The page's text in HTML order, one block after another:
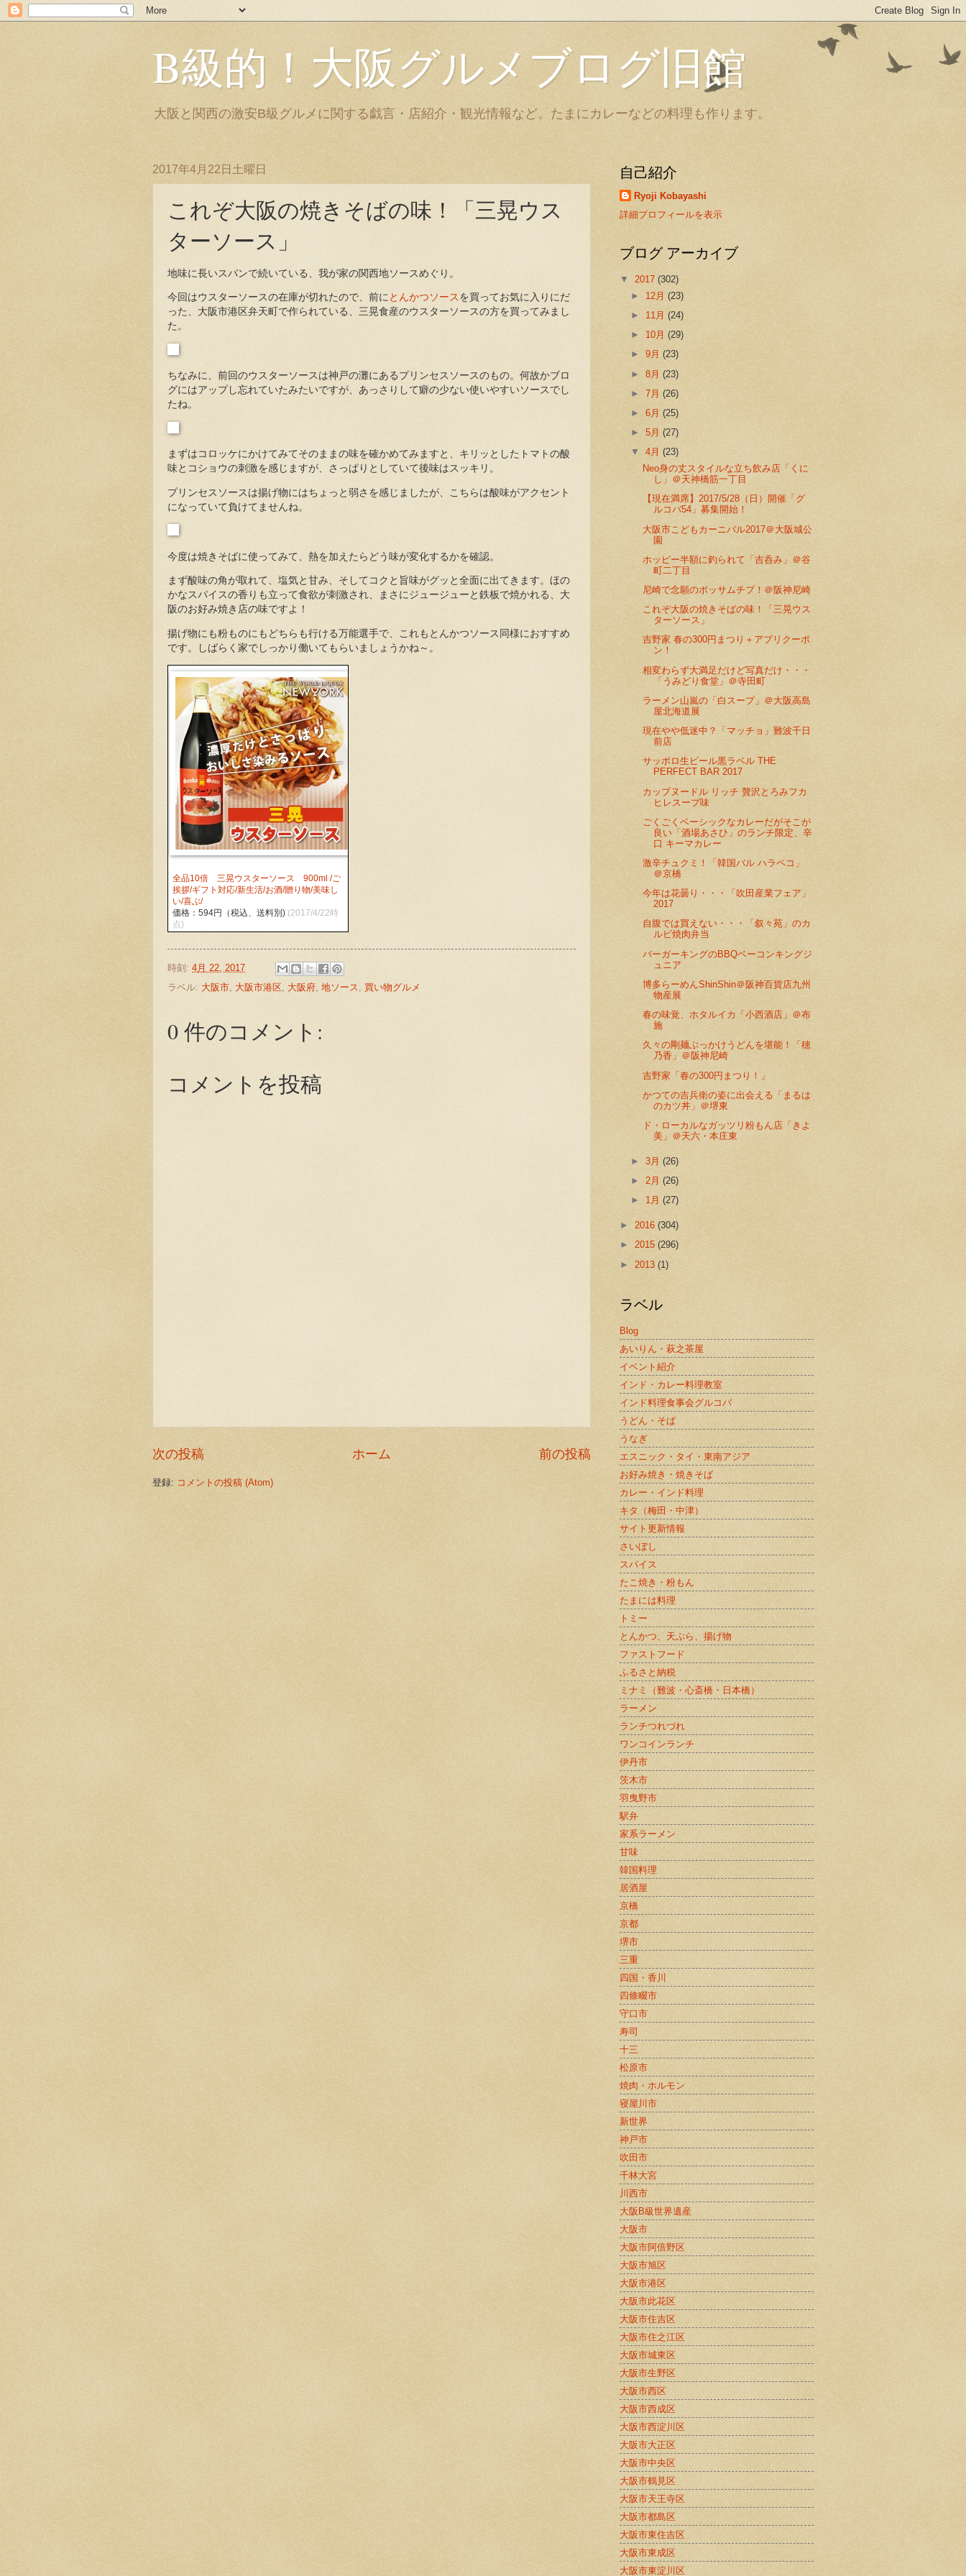
B級的！大阪グルメブログ旧館
大阪と関西の激安B級グルメに関する戯言・店紹介・観光情報など。たまにカレーなどの料理も作ります。
2017年4月22日土曜日
これぞ大阪の焼きそばの味！「三晃ウス
ターソース」
地味に長いスパンで続いている、我が家の関西地ソースめぐり。
今回はウスターソースの在庫が切れたので、前に とんかつソース を買ってお気に入りにだ
った、大阪市港区弁天町で作られている、三晃食産のウスターソースの方を買ってみまし
た。
ちなみに、前回のウスターソースは神戸の灘にあるプリンセスソースのもの。何故かブロ
グにはアップし忘れていたみたいですが、あっさりして癖の少ない使いやすいソースでし
たね。
まずはコロッケにかけてみてそのままの味を確かめてみますと、キリッとしたトマトの酸
味とコショウの刺激を感じますが、さっぱりとしていて後味はスッキリ。
プリンセスソースは揚げ物にはちょっと弱さを感じましたが、こちらは酸味がアクセント
になっていて負けてませんね。
今度は焼きそばに使ってみて、熱を加えたらどう味が変化するかを確認。
まず酸味の角が取れて、塩気と甘み、そしてコクと旨味がグッと全面に出てきます。ほの
かなスパイスの香りも立って食欲が刺激され、まさにジュージューと鉄板で焼かれる、大
阪のお好み焼き店の味ですよ！
揚げ物にも粉ものにもどちらも行ける万能選手で、これもとんかつソース同様におすすめ
です。しばらく家でしっかり働いてもらいましょうかね～。
全品10倍 三晃ウスターソース 900ml /ご
挨拶/ギフト対応/新生活/お酒/贈り物/美味し
い/喜ぶ/
価格：594円（税込、送料別) (2017/4/22時
点)
時刻: 4月 22, 2017
ラベル: 大阪市 大阪市港区 大阪府 地ソース 買い物グルメ
0 件のコメント:
コメントを投稿
次の投稿 前の投稿
ホーム
登録: コメントの投稿 (Atom)
自己紹介
Ryoji Kobayashi
詳細プロフィールを表示
ブログ アーカイブ
▼ 2017 (302)
► 12月(23)
► 11月(24)
► 10月(29)
►9月(23)
►8月(23)
►7月(26)
►6月(25)
►5月(27)
▼4月(23)
Neo身の丈スタイルな立ち飲み店「くに
し」＠天神橋筋一丁目
【現在満席】2017/5/28（日）開催「グ
ルコバ54」募集開始！
大阪市こどもカーニバル2017＠大阪城公
園
ホッピー半額に釣られて「吉呑み」＠谷
町二丁目
尼崎で念願のポッサムチプ！＠阪神尼崎
これぞ大阪の焼きそばの味！「三晃ウス
ターソース」
吉野家 春の300円まつり＋アプリクーポ
ン！
相変わらず大満足だけど写真だけ・・・
「うみどり食堂」＠寺田町
ラーメン山嵐の「白スープ」＠大阪高島
屋北海道展
現在やや低迷中？「マッチョ」難波千日
前店
サッポロ生ビール黒ラベル THE
PERFECT BAR 2017
カップヌードル リッチ 贅沢とろみフカ
ヒレスープ味
ごくごくベーシックなカレーだがそこが
良い「酒場あさひ」のランチ限定、辛
口 キーマカレー
激辛チュクミ！「韓国バル ハラペコ」
＠京橋
今年は花曇り・・・「吹田産業フェア」
2017
自腹では買えない・・・「叙々苑」のカ
ルビ焼肉弁当
バーガーキングのBBQベーコンキングジ
ュニア
博多らーめんShinShin＠阪神百貨店九州
物産展
春の味覚、ホタルイカ「小西酒店」＠布
施
久々の剛麺ぶっかけうどんを堪能！「穂
乃香」＠阪神尼崎
吉野家「春の300円まつり！」
かつての吉兵衛の姿に出会える「まるは
のカツ丼」＠堺東
ド・ローカルなガッツリ粉もん店「きよ
美」＠天六・本庄東
►3月(26)
►2月(26)
► 1月(27)
► 2016 (304)
► 2015 (296)
► 2013 (1)
ラベル
Blog
あいりん・萩之茶屋
イベント紹介
インド・カレー料理教室
インド料理食事会グルコバ
うどん・そば
うなぎ
エスニック・タイ・東南アジア
お好み焼き・焼きそば
カレー・インド料理
キタ（梅田・中津）
サイト更新情報
さいぼし
スパイス
たこ焼き・粉もん
たまには料理
トミー
とんかつ、天ぷら、揚げ物
ファストフード
ふるさと納税
ミナミ（難波・心斎橋・日本橋）
ラーメン
ランチつれづれ
ワンコインランチ
伊丹市
茨木市
羽曳野市
駅弁
家系ラーメン
甘味
韓国料理
居酒屋
京橋
京都
堺市
三重
四国・香川
四條畷市
守口市
寿司
十三
松原市
焼肉・ホルモン
寝屋川市
新世界
神戸市
吹田市
千林大宮
川西市
大阪B級世界遺産
大阪市
大阪市阿倍野区
大阪市旭区
大阪市港区
大阪市此花区
大阪市住吉区
大阪市住之江区
大阪市城東区
大阪市生野区
大阪市西区
大阪市西成区
大阪市西淀川区
大阪市大正区
大阪市中央区
大阪市鶴見区
大阪市天王寺区
大阪市都島区
大阪市東住吉区
大阪市東成区
大阪市東淀川区